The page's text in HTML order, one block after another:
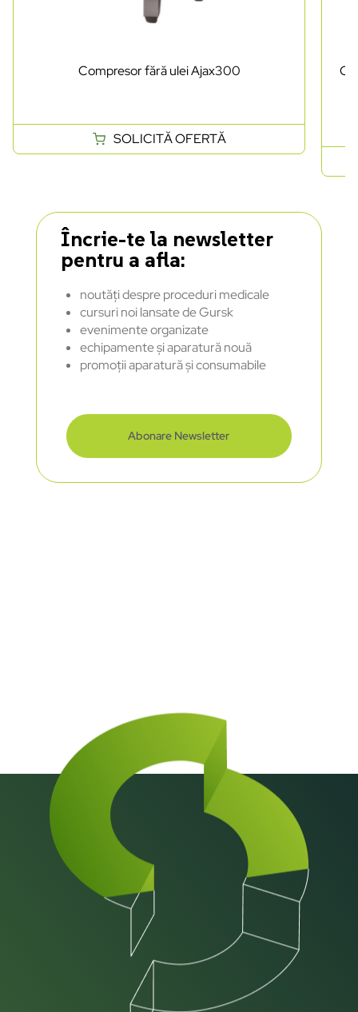
Compresor fără ulei Ajax300
SOLICITĂ OFERTĂ
Încrie-te la newsletter
pentru a afla:
noutăți despre proceduri medicale
cursuri noi lansate de Gursk
evenimente organizate
echipamente și aparatură nouă
promoții aparatură și consumabile
Abonare Newsletter